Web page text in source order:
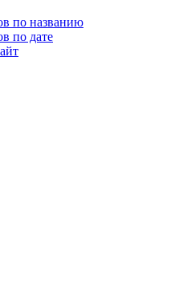
по названию
по дате